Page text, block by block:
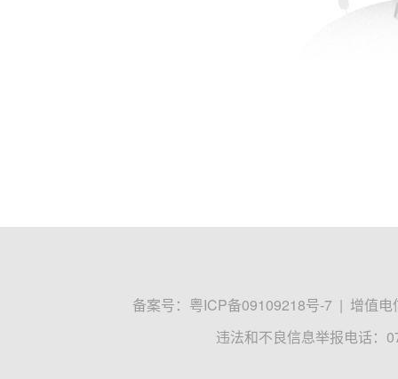
备案号： 粤ICP备09109218号-7 | 增值电
违法和不良信息举报电话：